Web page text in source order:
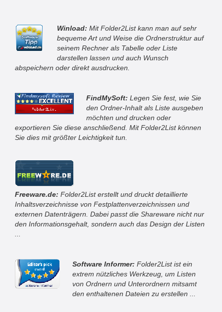
Winload: Mit Folder2List kann man auf sehr
bequeme Art und Weise die Ordnerstruktur auf
seinem Rechner als Tabelle oder Liste
darstellen lassen und auch Wunsch
abspeichern oder direkt ausdrucken.
FindMySoft: Legen Sie fest, wie Sie
den Ordner-Inhalt als Liste ausgeben
möchten und drucken oder
exportieren Sie diese anschließend. Mit Folder2List können
Sie dies mit größter Leichtigkeit tun.
Freeware.de: Folder2List erstellt und druckt detaillierte
Inhaltsverzeichnisse von Festplattenverzeichnissen und
externen Datenträgern. Dabei passt die Shareware nicht nur
den Informationsgehalt, sondern auch das Design der Listen
...
Software Informer: Folder2List ist ein
extrem nützliches Werkzeug, um Listen
von Ordnern und Unterordnern mitsamt
den enthaltenen Dateien zu erstellen ...